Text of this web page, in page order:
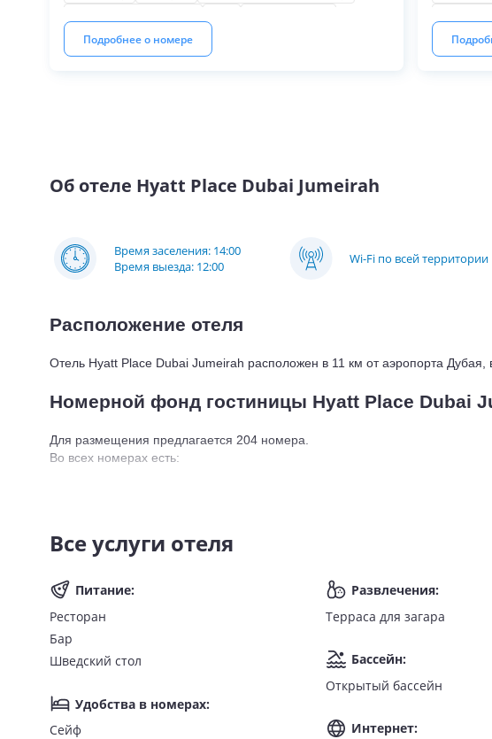
Письменный стол
Шкаф или гардероб
Подробнее о номере
Об отеле Hyatt Place Dubai Jumeirah
Время заселения: 14:00
Время выезда: 12:00
Wi-Fi по всей территории
Расположение отеля
Отель Hyatt Place Dubai Jumeirah расположен в 11 км от аэропорта Дубая,
Номерной фонд гостиницы Hyatt Place Dubai
Для размещения предлагается 204 номера.
Во всех номерах есть:
туалетно-косметические принадлежности;
телевизор;
кондиционер;
чайник;
бутилированная вода;
Все услуги отеля
Питание:
Ресторан
Бар
Шведский стол
Удобства в номерах:
Сейф
Развлечения:
Терраса для загара
Бассейн:
Открытый бассейн
Интернет: